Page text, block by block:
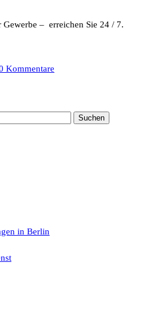
– erreichen Sie 24 / 7.
Kommentare
in Berlin